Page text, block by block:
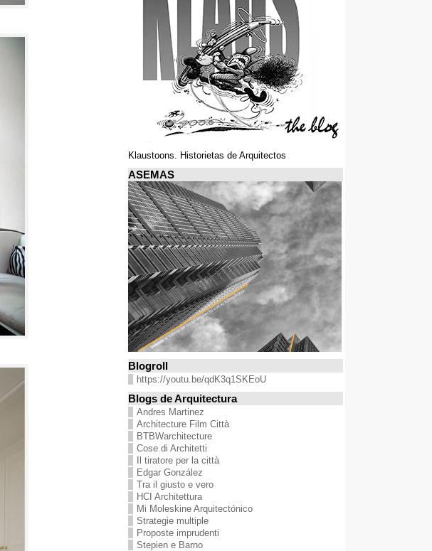
Klaustoons. Historietas de Arquitectos
ASEMAS
Blogroll
https://youtu.be/qdK3q1SKEoU
Blogs de Arquitectura
Andres Martinez
Architecture Film Città
BTBWarchitecture
Cose di Architetti
Il tiratore per la città
Edgar González
Tra il giusto e vero
HCI Architettura
Mi Moleskine Arquitectónico
Strategie multiple
Proposte imprudenti
Stepien e Barno